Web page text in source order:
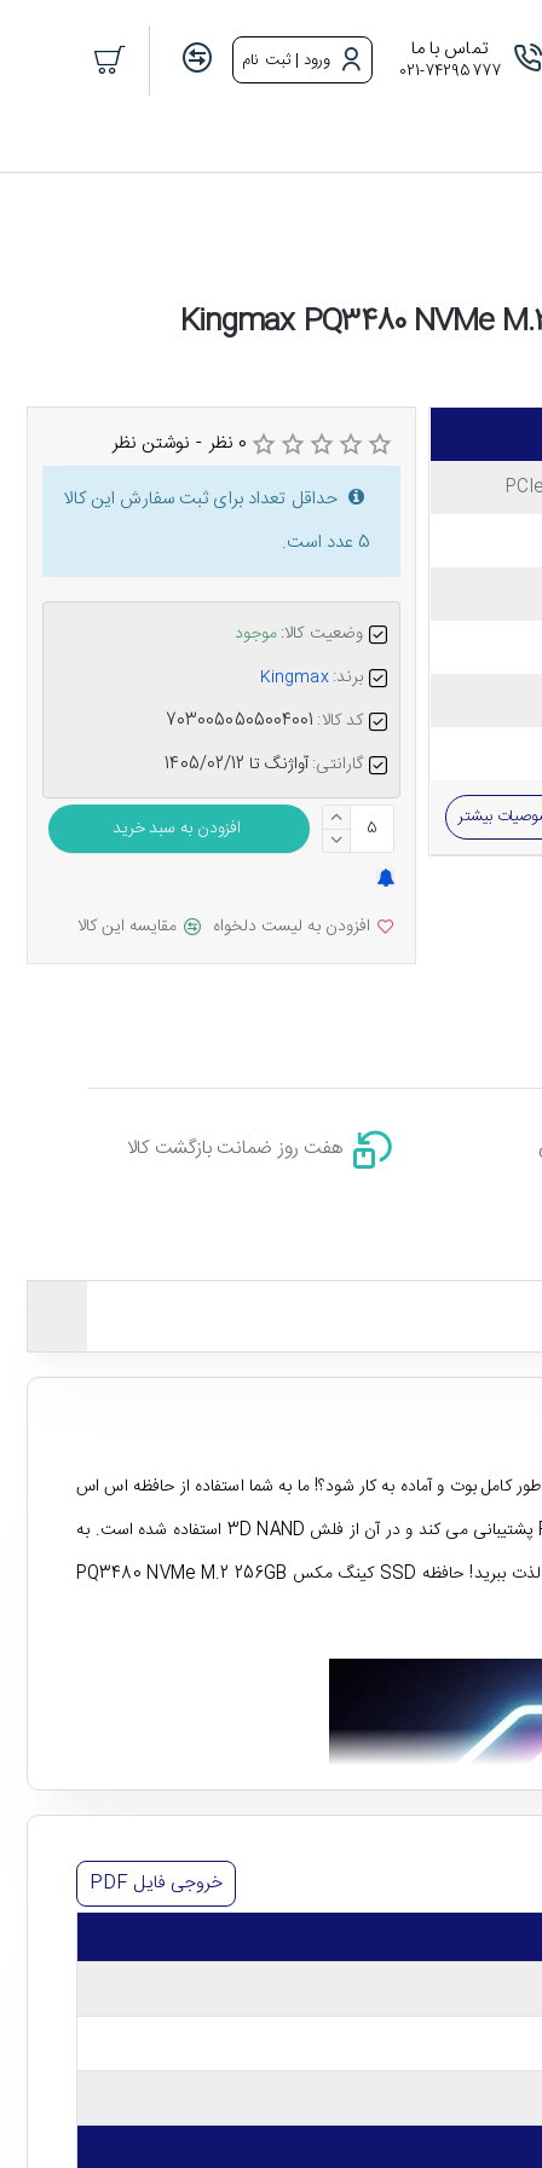
تماس با ما
021-74295777 ورود | ثبت نام
بیشتر
وضعیت کالا:موجود
برند:Kingmax
کد کالا: 7030050505004001
گارانتی:آواژنگ تا 1405/02/12
0 نظر - نوشتن نظر
افزودن به سبد خرید
افزودن به لیست دلخواه مقایسه این کالا
حداقل تعداد برای ثبت سفارش این کالا
5 عدد است.
هفت روز ضمانت بازگشت کالا
کامل بوت و آماده به کار شود؟! ما به شما استفاده از حافظه اس اس
از رابط پر سرعت PCIe NVMe پشتیبانی می کند و در آن از فلش 3D NAND استفاده شده است. به
این ترتیب با استفاده از آن می توانید به سرعت خواندن خیره کننده 1950 مگابایت در ثانیه دست پیدا کنید و از کار کردن با یک کامپیوتر سریع و روان لذت ببرید! حافظه SSD کینگ مکس PQ3480 NVMe M.2 256GB
خروجی فایل